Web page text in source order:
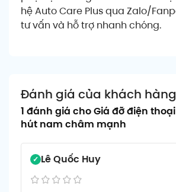
hệ Auto Care Plus qua Zalo/
tư vấn và hỗ trợ nhanh chóng.
Đánh giá của khách hàng
1 đánh giá choGiá đỡ điện
hút nam châm mạnh
Lê Quốc Huy